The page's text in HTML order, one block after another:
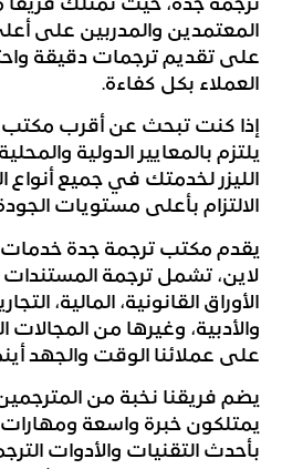
ترجمة جدة، حيث نمتلك فريقًا
المعتمدين والمدربين على
على تقديم ترجمات دقيقة
العملاء بكل كفاءة.
إذا كنت تبحث عن أقرب
يلتزم بالمعايير الدولية
الليزر لخدمتك في جميع أنواع
الالتزام بأعلى مستويات
يقدم مكتب ترجمة جدة خدمات
لاين، تشمل ترجمة المستندات
الأوراق القانونية، المالية،
والأدبية، وغيرها من
على عملائنا الوقت والجهد
يضم فريقنا نخبة من
يمتلكون خبرة واسعة
بأحدث التقنيات والأدوات